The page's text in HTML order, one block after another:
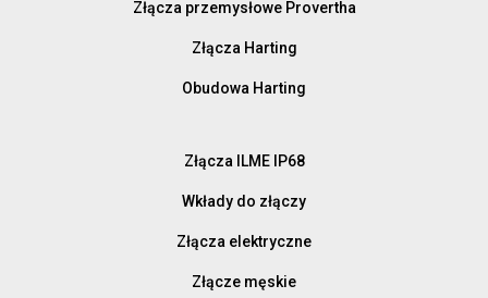
Złącza przemysłowe Provertha
Złącza Harting
Obudowa Harting
Złącza ILME IP68
Wkłady do złączy
Złącza elektryczne
Złącze męskie